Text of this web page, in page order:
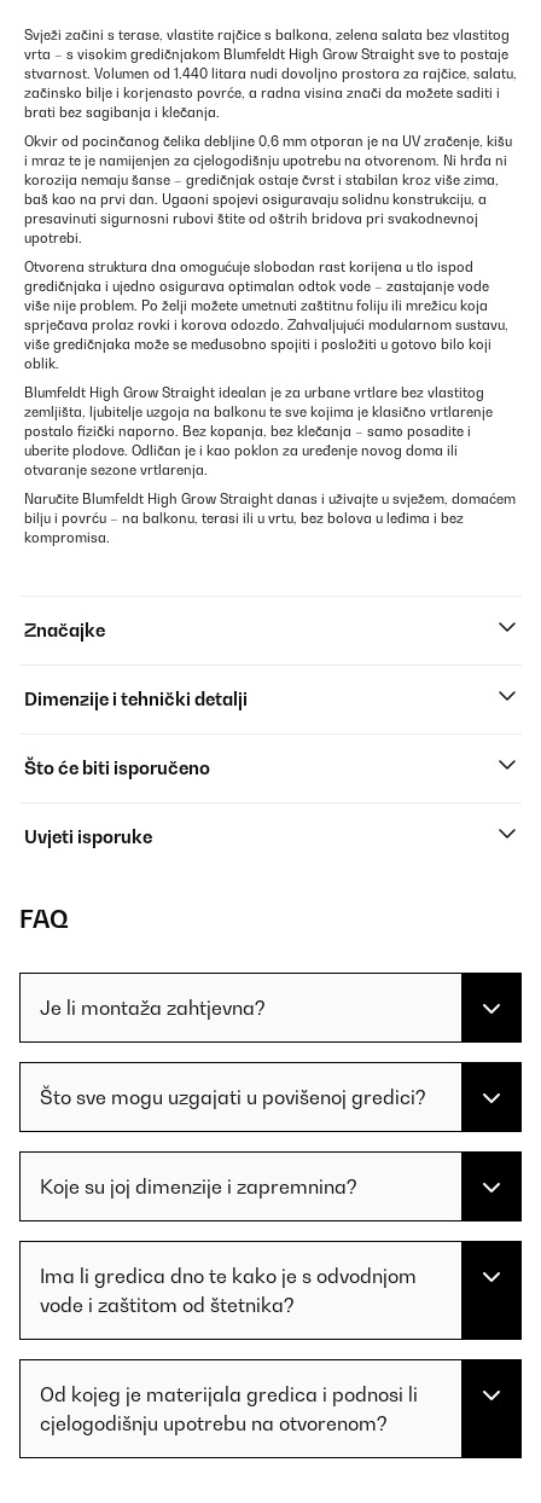
Svježi začini s terase, vlastite rajčice s balkona, zelena salata bez vlastitog
vrta – s visokim gredičnjakom Blumfeldt High Grow Straight sve to postaje
stvarnost. Volumen od 1.440 litara nudi dovoljno prostora za rajčice, salatu,
začinsko bilje i korjenasto povrće, a radna visina znači da možete saditi i
brati bez sagibanja i klečanja.
Okvir od pocinčanog čelika debljine 0,6 mm otporan je na UV zračenje, kišu
i mraz te je namijenjen za cjelogodišnju upotrebu na otvorenom. Ni hrđa ni
korozija nemaju šanse – gredičnjak ostaje čvrst i stabilan kroz više zima,
baš kao na prvi dan. Ugaoni spojevi osiguravaju solidnu konstrukciju, a
presavinuti sigurnosni rubovi štite od oštrih bridova pri svakodnevnoj
upotrebi.
Otvorena struktura dna omogućuje slobodan rast korijena u tlo ispod
gredičnjaka i ujedno osigurava optimalan odtok vode – zastajanje vode
više nije problem. Po želji možete umetnuti zaštitnu foliju ili mrežicu koja
sprječava prolaz rovki i korova odozdo. Zahvaljujući modularnom sustavu,
više gredičnjaka može se međusobno spojiti i posložiti u gotovo bilo koji
oblik.
Blumfeldt High Grow Straight idealan je za urbane vrtlare bez vlastitog
zemljišta, ljubitelje uzgoja na balkonu te sve kojima je klasično vrtlarenje
postalo fizički naporno. Bez kopanja, bez klečanja – samo posadite i
uberite plodove. Odličan je i kao poklon za uređenje novog doma ili
otvaranje sezone vrtlarenja.
Naručite Blumfeldt High Grow Straight danas i uživajte u svježem, domaćem
bilju i povrću – na balkonu, terasi ili u vrtu, bez bolova u leđima i bez
kompromisa.
Značajke
Dimenzije i tehnički detalji
Što će biti isporučeno
Uvjeti isporuke
FAQ
Je li montaža zahtjevna?
Što sve mogu uzgajati u povišenoj gredici?
Koje su joj dimenzije i zapremnina?
Ima li gredica dno te kako je s odvodnjom
vode i zaštitom od štetnika?
Od kojeg je materijala gredica i podnosi li
cjelogodišnju upotrebu na otvorenom?